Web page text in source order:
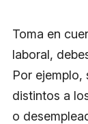
Toma en
laboral,
Por ejemplo,
distintos a
o